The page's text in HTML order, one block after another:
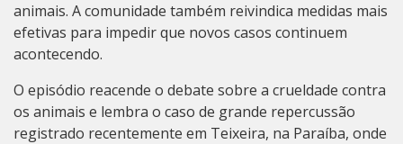
animais. A comunidade também reivindica medidas mais
efetivas para impedir que novos casos continuem
acontecendo.
O episódio reacende o debate sobre a crueldade contra
os animais e lembra o caso de grande repercussão
registrado recentemente em Teixeira, na Paraíba, onde